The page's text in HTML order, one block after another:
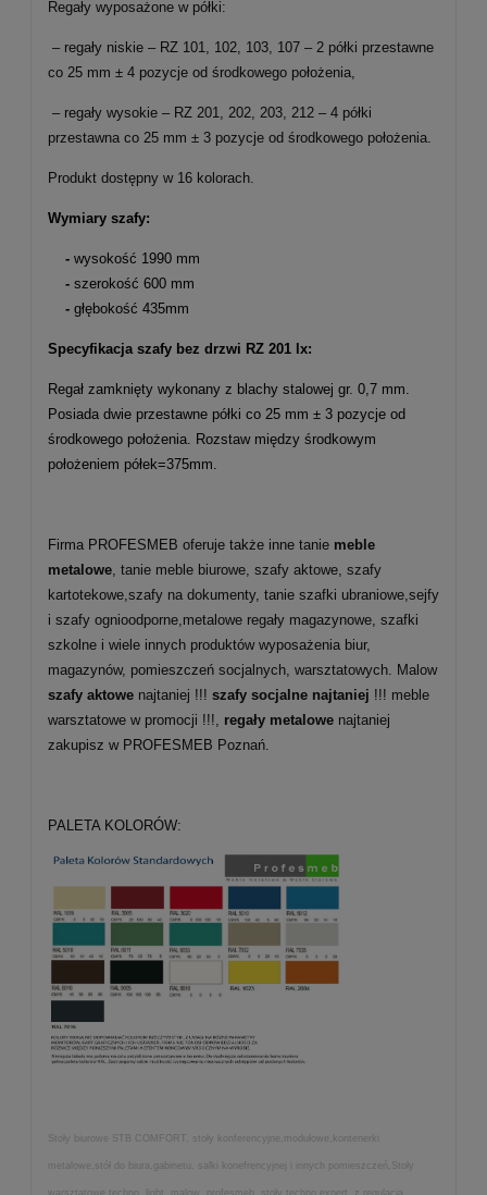
Regały wyposażone w półki:
– regały niskie – RZ 101, 102, 103, 107 – 2 półki przestawne
co 25 mm ± 4 pozycje od środkowego położenia,
– regały wysokie – RZ 201, 202, 203, 212 – 4 półki
przestawna co 25 mm ± 3 pozycje od środkowego położenia.
Produkt dostępny w 16 kolorach.
Wymiary szafy:
- wysokość 1990 mm
- szerokość 600 mm
- głębokość 435mm
Specyfikacja szafy bez drzwi RZ 201 lx:
Regał zamknięty wykonany z blachy stalowej gr. 0,7 mm.
Posiada dwie przestawne półki co 25 mm ± 3 pozycje od
środkowego położenia. Rozstaw między środkowym
położeniem półek=375mm.
Firma PROFESMEB oferuje także inne tanie meble
metalowe , tanie meble biurowe, szafy aktowe, szafy
kartotekowe,szafy na dokumenty, tanie szafki ubraniowe,sejfy
i szafy ognioodporne,metalowe regały magazynowe, szafki
szkolne i wiele innych produktów wyposażenia biur,
magazynów, pomieszczeń socjalnych, warsztatowych. Malow
szafy aktowe najtaniej !!! szafy socjalne najtaniej !!! meble
warsztatowe w promocji !!!, regały metalowe najtaniej
zakupisz w PROFESMEB Poznań.
PALETA KOLORÓW:
Stoły biurowe STB COMFORT, stoły konferencyjne,modułowe,kontenerki
metalowe,stół do biura,gabinetu, salki konefrencyjnej i innych pomieszczeń,Stoły
warsztatowe techno, light, malow, profesmeb, stoły techno expert, z regulacją